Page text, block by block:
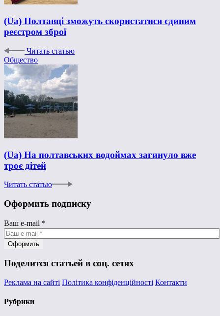
(Ua) Полтавці зможуть скористатися єдиним
реєстром зброї
Читать статью
Общество
(Ua) На полтавських водоймах загинуло вже
троє дітей
Читать статью
Оформить подписку
Ваш e-mail *
Поделится статьей в соц. сетях
Реклама на сайті Політика конфіденційності Контакти
Рубрики